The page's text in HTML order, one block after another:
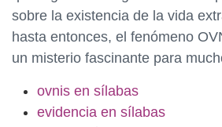
sobre la existencia de la vida
hasta entonces, el fenómeno
un misterio fascinante para
ovnis en sílabas
evidencia en sílabas